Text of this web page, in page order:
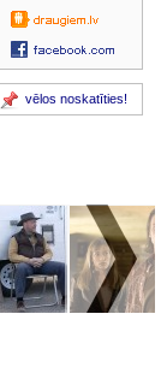
vēlos noskatīties!